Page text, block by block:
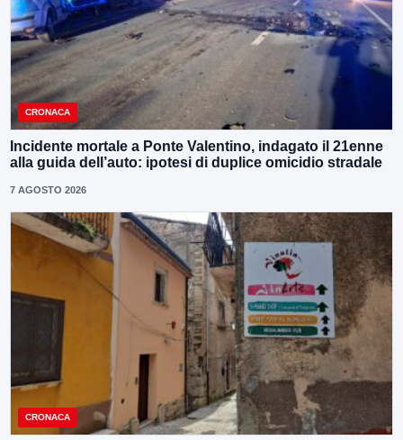
CRONACA
Incidente mortale a Ponte Valentino, indagato il 21enne
alla guida dell’auto: ipotesi di duplice omicidio stradale
7 AGOSTO 2026
CRONACA